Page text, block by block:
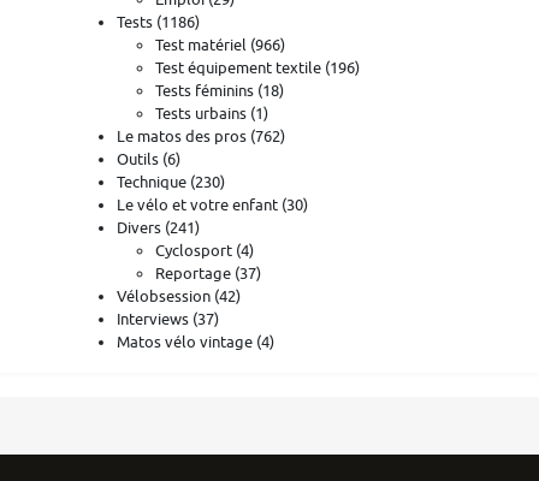
Tests (1186)
Test matériel (966)
Test équipement textile (196)
Tests féminins (18)
Tests urbains (1)
Le matos des pros (762)
Outils (6)
Technique (230)
Le vélo et votre enfant (30)
Divers (241)
Cyclosport (4)
Reportage (37)
Vélobsession (42)
Interviews (37)
Matos vélo vintage (4)